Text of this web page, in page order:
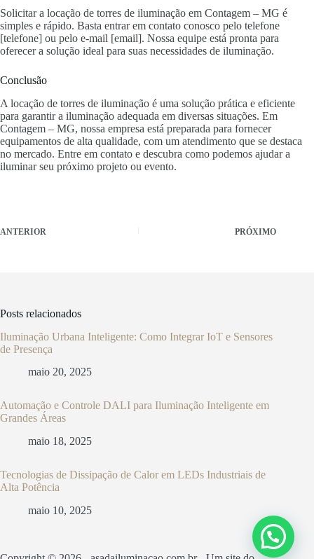
Solicitar a locação de torres de iluminação em Contagem – MG é
simples e rápido. Basta entrar em contato conosco pelo telefone
[telefone] ou pelo e-mail [email]. Nossa equipe está pronta para
oferecer a solução ideal para suas necessidades de iluminação.
Conclusão
A locação de torres de iluminação é uma solução prática e eficiente
para garantir a iluminação adequada em diversas situações. Em
Contagem – MG, nossa empresa está preparada para fornecer
equipamentos de alta qualidade, com um atendimento que se destaca
no mercado. Entre em contato e descubra como podemos ajudar a
iluminar seu próximo projeto ou evento.
ANTERIOR PRÓXIMO
Posts relacionados
Iluminação Urbana Inteligente: Como Integrar IoT e Sensores
de Presença
maio 20, 2025
Automação e Controle DALI para Iluminação Inteligente em
Grandes Áreas
maio 18, 2025
Tecnologias de Dissipação de Calor em LEDs Industriais de
Alta Potência
maio 10, 2025